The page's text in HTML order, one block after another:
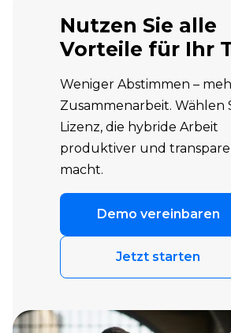
Nutzen Sie alle
Vorteile für Ihr
Weniger Abstimmen –
Zusammenarbeit. Wählen
Lizenz, die hybride Arbeit
produktiver und
macht.
Demo vereinbaren
Jetzt starten